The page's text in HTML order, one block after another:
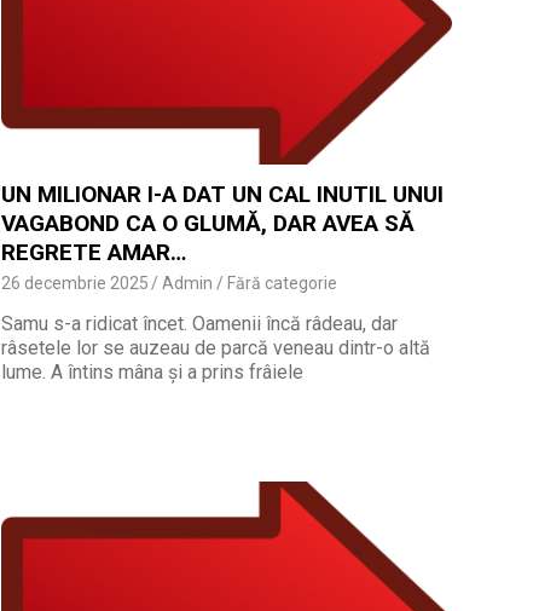
UN MILIONAR I-A DAT UN CAL INUTIL UNUI
VAGABOND CA O GLUMĂ, DAR AVEA SĂ
REGRETE AMAR…
26 decembrie 2025 Admin Fără categorie
Samu s-a ridicat încet. Oamenii încă râdeau, dar
râsetele lor se auzeau de parcă veneau dintr-o altă
lume. A întins mâna și a prins frâiele